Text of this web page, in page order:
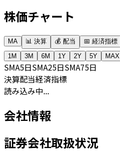
株価チャート
MA 📊 決算 💰 配当
📅 経済指標
1M
3M 6M 1Y 2Y 5Y MAX
SMA5日SMA25日SMA75日
決算配当経済指標
読み込み中...
会社情報
証券会社取扱状況